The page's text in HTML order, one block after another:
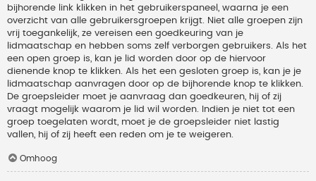
bijhorende link klikken in het gebruikerspaneel, waarna je een
overzicht van alle gebruikersgroepen krijgt. Niet alle groepen zijn
vrij toegankelijk, ze vereisen een goedkeuring van je
lidmaatschap en hebben soms zelf verborgen gebruikers. Als het
een open groep is, kan je lid worden door op de hiervoor
dienende knop te klikken. Als het een gesloten groep is, kan je je
lidmaatschap aanvragen door op de bijhorende knop te klikken.
De groepsleider moet je aanvraag dan goedkeuren, hij of zij
vraagt mogelijk waarom je lid wil worden. Indien je niet tot een
groep toegelaten wordt, moet je de groepsleider niet lastig
vallen, hij of zij heeft een reden om je te weigeren.
Omhoog